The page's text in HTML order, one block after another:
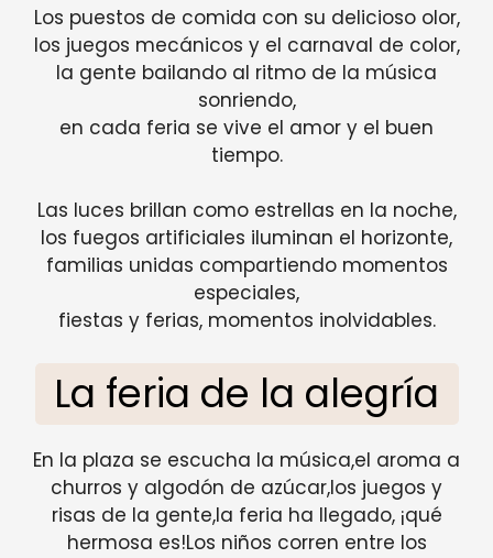
Los puestos de comida con su delicioso olor,
los juegos mecánicos y el carnaval de color,
la gente bailando al ritmo de la música
sonriendo,
en cada feria se vive el amor y el buen
tiempo.
Las luces brillan como estrellas en la noche,
los fuegos artificiales iluminan el horizonte,
familias unidas compartiendo momentos
especiales,
fiestas y ferias, momentos inolvidables.
La feria de la alegría
En la plaza se escucha la música,el aroma a
churros y algodón de azúcar,los juegos y
risas de la gente,la feria ha llegado, ¡qué
hermosa es!Los niños corren entre los